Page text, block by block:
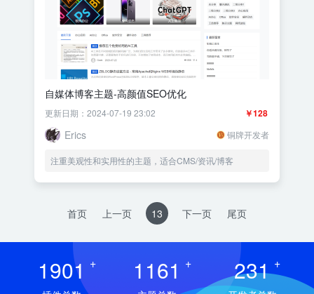
自媒体博客主题-高颜值SEO优化
￥128
更新日期：2024-07-19 23:02
Erics 铜牌开发者
注重美观性和实用性的主题，适合CMS/资讯/博客
首页 上一页 13 下一页 尾页
1901 + 1161 + 231 +